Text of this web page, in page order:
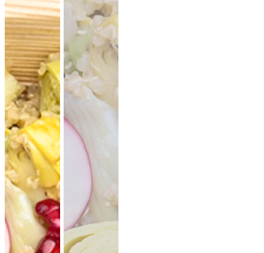
lauwarme Buffetplatten
auch mit heißen Gerichten
VORSCHLAG ANSEHEN
Alles vegan
Allergene hervorheben